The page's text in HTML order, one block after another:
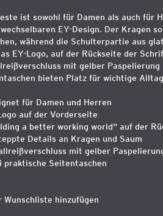
ist sowohl für Damen als auch
EY-Design. Der Kragen
während die Schulterpartie aus
EY-Logo, auf der Rückseite der
mit gelber
bieten Platz für wichtige
für Damen und Herren
auf der Vorderseite
a better working world“ auf der
Details an Kragen und Saum
mit gelber
praktische Seitentaschen
Wunschliste hinzufügen